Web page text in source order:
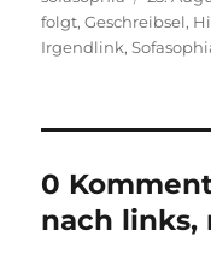
am
folgt,Geschreibsel,
Irgendlink,
0
nach links,